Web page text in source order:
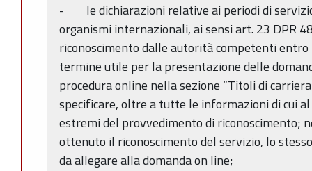
- le dichiarazioni relative ai periodi di
organismi internazionali, ai sensi art. 23 DPR
riconoscimento dalle autorità competenti entro
termine utile per la presentazione delle
procedura online nella sezione “Titoli di
specificare, oltre a tutte le informazioni di cui
estremi del provvedimento di riconoscimento;
ottenuto il riconoscimento del servizio, lo
da allegare alla domanda on line;